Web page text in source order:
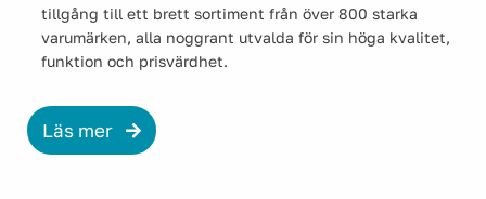
tillgång till ett brett sortiment från över 800 starka
varumärken, alla noggrant utvalda för sin höga kvalitet,
funktion och prisvärdhet.
Läs mer